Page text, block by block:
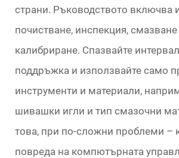
страни. Ръководството включва
почистване, инспекция, смазване
калибриране. Спазвайте
поддръжка и използвайте само
инструменти и материали,
шивашки игли и тип смазочни
това, при по-сложни проблеми –
повреда на компютърната